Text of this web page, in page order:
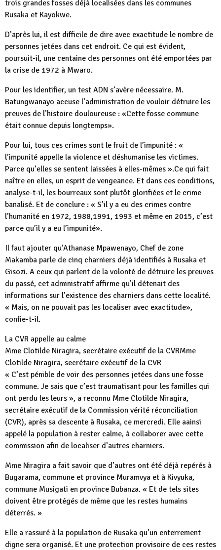
trois grandes fosses déjà localisées dans les communes
Rusaka et Kayokwe.
D’après lui, il est difficile de dire avec exactitude le nombre de
personnes jetées dans cet endroit. Ce qui est évident,
poursuit-il, une centaine des personnes ont été emportées par
la crise de 1972 à Mwaro.
Pour les identifier, un test ADN s’avère nécessaire. M.
Batungwanayo accuse l’administration de vouloir détruire les
preuves de l’histoire douloureuse : «Cette fosse commune
était connue depuis longtemps».
Pour lui, tous ces crimes sont le fruit de l’impunité : «
l’impunité appelle la violence et déshumanise les victimes.
Parce qu’elles se sentent laissées à elles-mêmes ».Ce qui fait
naître en elles, un esprit de vengeance. Et dans ces conditions,
analyse-t-il, les bourreaux sont plutôt glorifiées et le crime
banalisé. Et de conclure : « S’il y a eu des crimes contre
l’humanité en 1972, 1988,1991, 1993 et même en 2015, c’est
parce qu’il y a eu l’impunité».
Il faut ajouter qu’Athanase Mpawenayo, Chef de zone
Makamba parle de cinq charniers déjà identifiés à Rusaka et
Gisozi. A ceux qui parlent de la volonté de détruire les preuves
du passé, cet administratif affirme qu’il détenait des
informations sur l’existence des charniers dans cette localité.
« Mais, on ne pouvait pas les localiser avec exactitude»,
confie-t-il.
La CVR appelle au calme
Mme Clotilde Niragira, secrétaire exécutif de la CVRMme
Clotilde Niragira, secrétaire exécutif de la CVR
« C’est pénible de voir des personnes jetées dans une fosse
commune. Je sais que c’est traumatisant pour les familles qui
ont perdu les leurs », a reconnu Mme Clotilde Niragira,
secrétaire exécutif de la Commission vérité réconciliation
(CVR), après sa descente à Rusaka, ce mercredi. Elle aainsi
appelé la population à rester calme, à collaborer avec cette
commission afin de localiser d’autres charniers.
Mme Niragira a fait savoir que d’autres ont été déjà repérés à
Bugarama, commune et province Muramvya et à Kivyuka,
commune Musigati en province Bubanza. « Et de tels sites
doivent être protégés de même que les restes humains
déterrés. »
Elle a rassuré à la population de Rusaka qu’un enterrement
digne sera organisé. Et une protection provisoire de ces restes